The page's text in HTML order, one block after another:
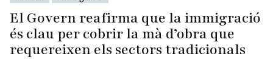
El Govern reafirma que la immigració
és clau per cobrir la mà d’obra que
requereixen els sectors tradicionals